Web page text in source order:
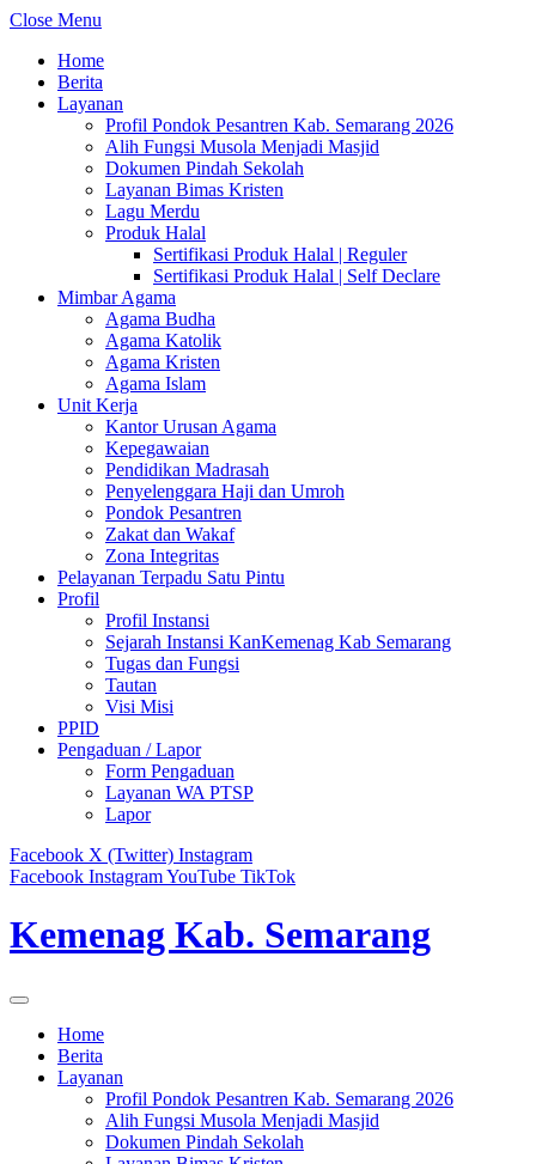
Close Menu
Home
Berita
Layanan
Profil Pondok Pesantren Kab. Semarang 2026
Alih Fungsi Musola Menjadi Masjid
Dokumen Pindah Sekolah
Layanan Bimas Kristen
Lagu Merdu
Produk Halal
Sertifikasi Produk Halal | Reguler
Sertifikasi Produk Halal | Self Declare
Mimbar Agama
Agama Budha
Agama Katolik
Agama Kristen
Agama Islam
Unit Kerja
Kantor Urusan Agama
Kepegawaian
Pendidikan Madrasah
Penyelenggara Haji dan Umroh
Pondok Pesantren
Zakat dan Wakaf
Zona Integritas
Pelayanan Terpadu Satu Pintu
Profil
Profil Instansi
Sejarah Instansi KanKemenag Kab Semarang
Tugas dan Fungsi
Tautan
Visi Misi
PPID
Pengaduan / Lapor
Form Pengaduan
Layanan WA PTSP
Lapor
Facebook X (Twitter) Instagram
Facebook InstagramYouTube TikTok
Kemenag Kab. Semarang
Home
Berita
Layanan
Profil Pondok Pesantren Kab. Semarang 2026
Alih Fungsi Musola Menjadi Masjid
Dokumen Pindah Sekolah